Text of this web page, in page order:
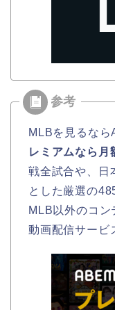
MLBを見るなら
レミアムなら月
戦全試合や、日
とした厳選の
MLB以外のコ
動画配信サービ